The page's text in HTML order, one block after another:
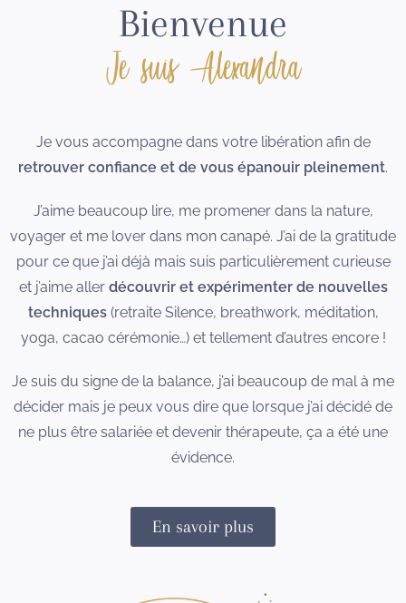
Bienvenue
Je suis Alexandra
Je vous accompagne dans votre libération afin de
retrouver confiance et de vous épanouir pleinement.
J’aime beaucoup lire, me promener dans la nature,
voyager et me lover dans mon canapé. J’ai de la gratitude
pour ce que j’ai déjà mais suis particulièrement curieuse
et j’aime aller découvrir et expérimenter de nouvelles
techniques(retraite Silence, breathwork, méditation,
yoga, cacao cérémonie…) et tellement d’autres encore !
Je suis du signe de la balance, j’ai beaucoup de mal à me
décider mais je peux vous dire que lorsque j’ai décidé de
ne plus être salariée et devenir thérapeute, ça a été une
évidence.
En savoir plus